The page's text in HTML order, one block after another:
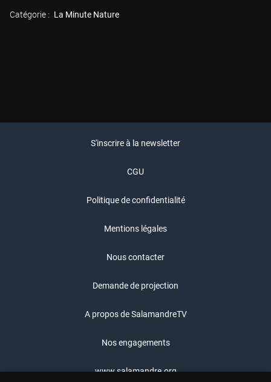
Catégorie : La Minute Nature
S'inscrire à la newsletter
CGU
Politique de confidentialité
Mentions légales
Nous contacter
Demande de projection
A propos de SalamandreTV
Nos engagements
www.salamandre.org